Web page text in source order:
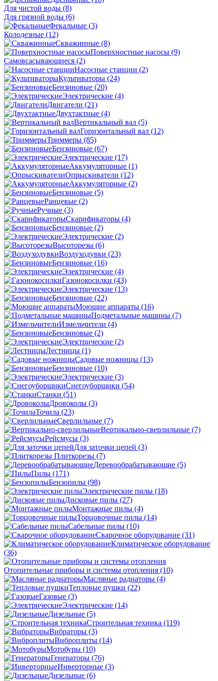
Для чистой воды (8)
Для грязной воды (6)
Фекальные (3)
Колодезные (12)
Скважинные (8)
Поверхностные насосы (9)
Самовсасывающиеся (2)
Насосные станции (2)
Культиваторы (24)
Бензиновые (20)
Электрические (4)
Двигатели (21)
Двухтактные (4)
Вертикальный вал (5)
Горизонтальный вал (12)
Триммеры (85)
Бензиновые (67)
Электрические (17)
Аккумуляторные (1)
Опрыскиватели (12)
Аккумуляторные (2)
Бензиновые (5)
Ранцевые (2)
Ручные (3)
Скарификаторы (4)
Бензиновые (2)
Электрические (2)
Высоторезы (6)
Воздуходувки (23)
Бензиновые (16)
Электрические (4)
Газонокосилки (43)
Электрические (13)
Бензиновые (22)
Моющие аппараты (16)
Подметальные машины (7)
Измельчители (4)
Бензиновые (2)
Электрические (2)
Лестницы (1)
Садовые ножницы (13)
Бензиновые (10)
Электрические (3)
Снегоуборщики (54)
Станки (51)
Дровоколы (3)
Точила (23)
Сверлильные (7)
Вертикально-сверлильные (7)
Рейсмусы (3)
Для заточки цепей (3)
Плиткорезы (7)
Деревообрабатывающие (5)
Пилы (171)
Бензопилы (98)
Электрические пилы (18)
Дисковые пилы (27)
Монтажные пилы (4)
Торцовочные пилы (14)
Сабельные пилы (10)
Сварочное оборудование (31)
Климатическое оборудование
(36)
Отопительные приборы и системы отопления (10)
Масляные радиаторы (4)
Тепловые пушки (22)
Газовые (3)
Электрические (14)
Дизельные (5)
Строительная техника (119)
Вибраторы (3)
Виброплиты (14)
Мотобуры (10)
Генераторы (76)
Инверторные (3)
Дизельные (6)